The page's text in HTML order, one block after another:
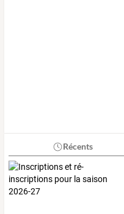
Récents